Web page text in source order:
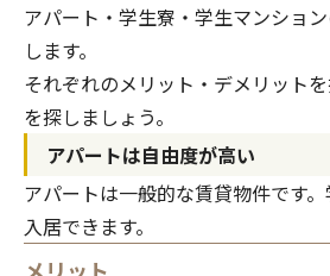
アパート・学生寮・学生マンショ
します。
それぞれのメリット・デメリット
を探しましょう。
アパートは自由度が高い
アパートは一般的な賃貸物件です
入居できます。